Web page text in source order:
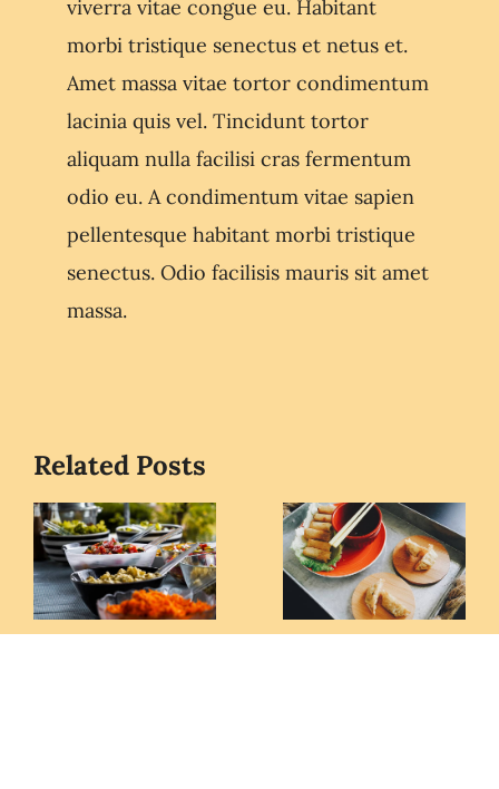
viverra vitae congue eu. Habitant
morbi tristique senectus et netus et.
Amet massa vitae tortor condimentum
lacinia quis vel. Tincidunt tortor
aliquam nulla facilisi cras fermentum
odio eu. A condimentum vitae sapien
pellentesque habitant morbi tristique
senectus. Odio facilisis mauris sit amet
massa.
Related Posts